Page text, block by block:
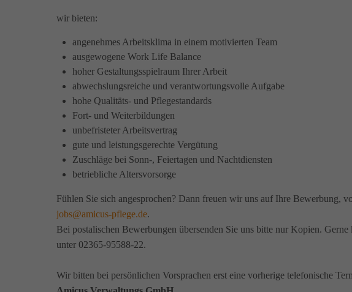
wir bieten:
angenehmes Arbeitsklima in einem motivierten Team
ausgewogene Work Life Balance
hoher Gestaltungsspielraum Ihrer Arbeit
abwechslungsreiche und verantwortungsvolle Aufgabe
hohe Qualitäts- und Pflegestandards
Fort- und Weiterbildungen
unbefristeter Arbeitsvertrag
gute und leistungsgerechte Vergütung
Zuschläge bei Sonn-, Feiertagen und Nachtdiensten
betriebliche Altersvorsorge
Fühlen Sie sich angesprochen? Dann freuen wir uns auf Ihre Bewerbung,
jobs@amicus-pflege.de.
Bei postalischen Bewerbungen übersenden Sie uns bitte nur Kopien.
unter 02365-95588-22.
Wir bitten bei persönlichen Vorsprachen erst eine vorherige telefonische